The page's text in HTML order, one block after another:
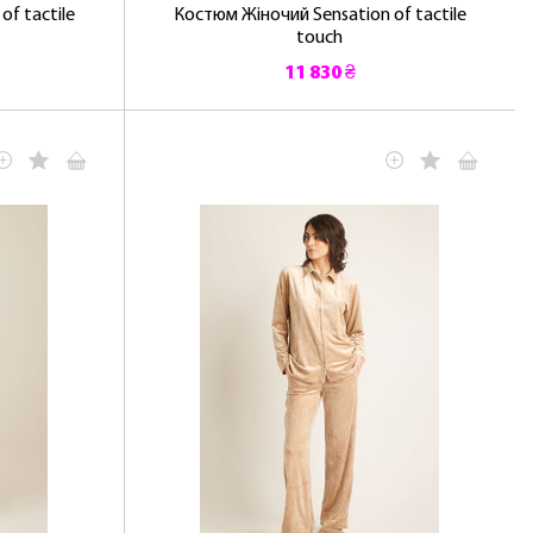
of tactile
Костюм Жіночий Sensation of tactile
touch
11 830 ₴